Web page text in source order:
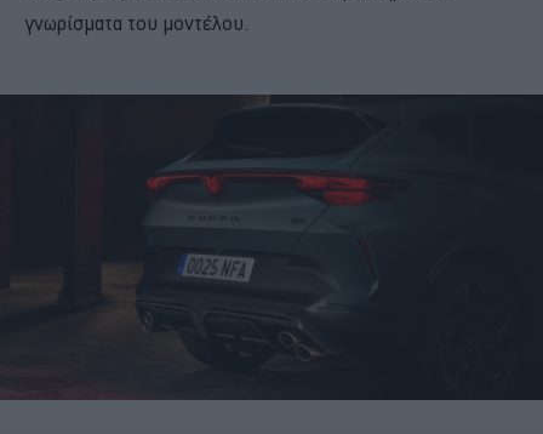
γνωρίσματα του μοντέλου.